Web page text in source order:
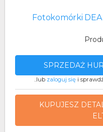
Fotokomórki DEA
SPRZEDAŻ
..lub zaloguj się i
KUPUJESZ